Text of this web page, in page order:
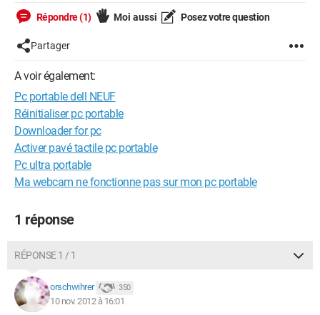
Répondre (1) Moi aussi Posez votre question
Partager
A voir également:
Pc portable dell NEUF
Réinitialiser pc portable
Downloader for pc
Activer pavé tactile pc portable
Pc ultra portable
Ma webcam ne fonctionne pas sur mon pc portable
1 réponse
RÉPONSE 1 / 1
orschwihrer 350
10 nov. 2012 à 16:01